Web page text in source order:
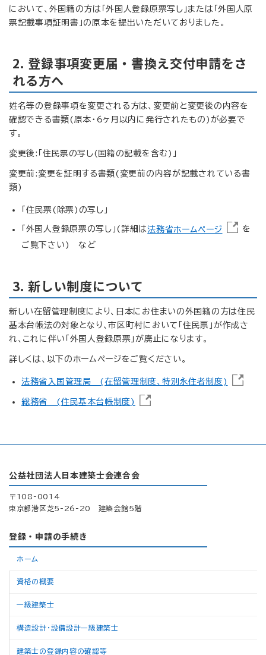
において、外国籍の方は「外国人登録原票写し」または「外国人原
票記載事項証明書」の原本を提出いただいておりました。
2. 登録事項変更届・書換え交付申請をさ
れる方へ
姓名等の登録事項を変更される方は、変更前と変更後の内容を
確認できる書類(原本・6ヶ月以内に発行されたもの)が必要で
す。
変更後:「住民票の写し(国籍の記載を含む)」
変更前:変更を証明する書類(変更前の内容が記載されている書
類)
「住民票(除票)の写し」
「外国人登録原票の写し」(詳細は法務省ホームページ
を
ご覧下さい) など
3. 新しい制度について
新しい在留管理制度により、日本にお住まいの外国籍の方は住民
基本台帳法の対象となり、市区町村において「住民票」が作成さ
れ、これに伴い「外国人登録原票」が廃止になります。
詳しくは、以下のホームページをご覧ください。
法務省入国管理局 (在留管理制度、特別永住者制度)
総務省 (住民基本台帳制度)
公益社団法人日本建築士会連合会
〒108-0014
東京都港区芝5-26-20 建築会館5階
登録・申請の手続き
ホーム
資格の概要
一級建築士
構造設計・設備設計一級建築士
建築士の登録内容の確認等